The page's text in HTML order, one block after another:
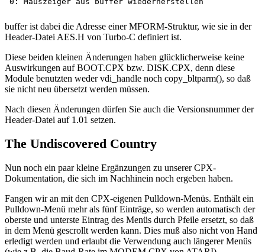
buffer ist dabei die Adresse einer MFORM-Struktur, wie sie in der
Header-Datei AES.H von Turbo-C definiert ist.
Diese beiden kleinen Änderungen haben glücklicherweise keine
Auswirkungen auf BOOT.CPX bzw. DISK.CPX, denn diese
Module benutzten weder vdi_handle noch copy_bltparm(), so daß
sie nicht neu übersetzt werden müssen.
Nach diesen Änderungen dürfen Sie auch die Versionsnummer der
Header-Datei auf 1.01 setzen.
The Undiscovered Country
Nun noch ein paar kleine Ergänzungen zu unserer CPX-
Dokumentation, die sich im Nachhinein noch ergeben haben.
Fangen wir an mit den CPX-eigenen Pulldown-Menüs. Enthält ein
Pulldown-Menü mehr als fünf Einträge, so werden automatisch der
oberste und unterste Eintrag des Menüs durch Pfeile ersetzt, so daß
in dem Menü gescrollt werden kann. Dies muß also nicht von Hand
erledigt werden und erlaubt die Verwendung auch längerer Menüs